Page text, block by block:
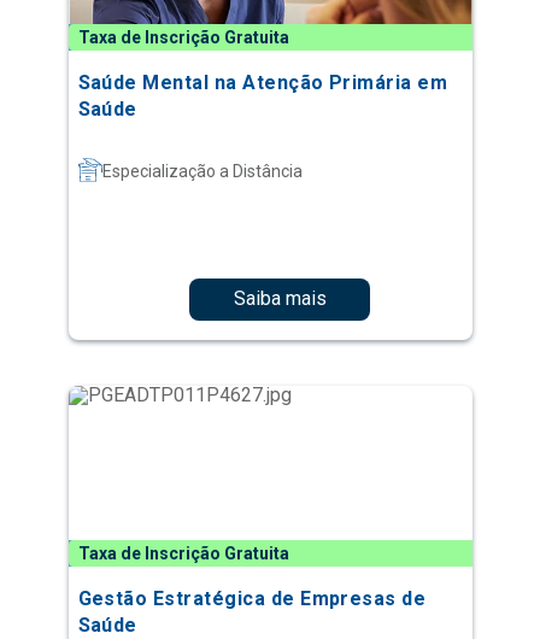
Taxa de Inscrição Gratuita
Saúde Mental na Atenção Primária em
Saúde
Especialização a Distância
Saiba mais
Taxa de Inscrição Gratuita
Gestão Estratégica de Empresas de
Saúde